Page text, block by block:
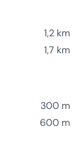
1,2 km
1,7 km
300 m
600 m